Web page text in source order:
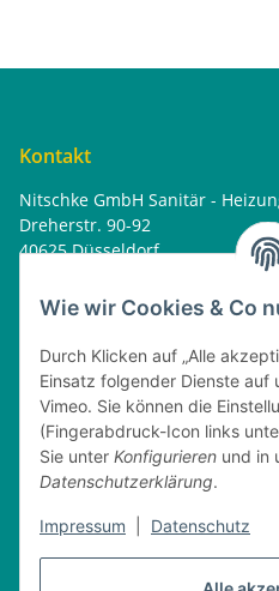
Wie wir Cookies & Co
Durch Klicken auf „Alle
Einsatz folgender Dienste auf
Vimeo. Sie können die
(Fingerabdruck-Icon links
Sie unter Konfigurieren und in
Datenschutzerklärung.
Impressum Datenschutz
Kontakt
Nitschke GmbH Sanitär -
Dreherstr. 90-92
40625 Düsseldorf
home@nitschkegmbh.de
Rechtliches
Öffnungszeiten
08:00 - 17:30
Dienstag
08:00 - 16:30
Mittwoch
08:00 - 17:30
08:00 - 16:30